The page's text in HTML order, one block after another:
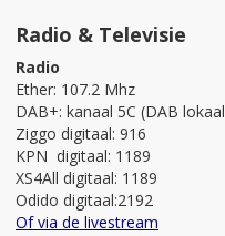
Radio & Televisie
Radio
Ether: 107.2 Mhz
DAB+: kanaal 5C (DAB
Ziggo digitaal: 916
KPN digitaal: 1189
XS4All digitaal: 1189
Odido digitaal:2192
Of via de livestream